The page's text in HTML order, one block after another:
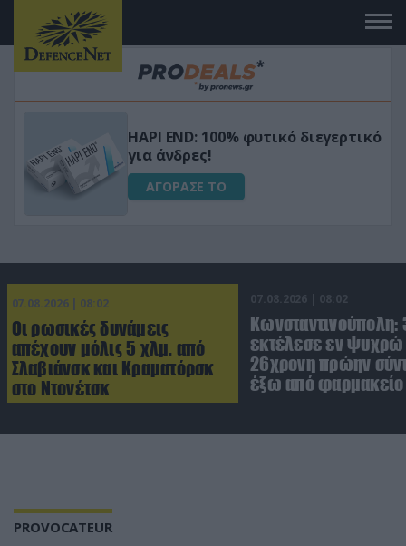
Μεταμόρφωσε τον κήπο σου με το
Ultra Box Μίνι Αλυσοπρίονο με
μπαταρία λιθίου
ΑΓΟΡΑΣΕ ΤΟ
07.08.2026 | 08:02
Οι ρωσικές δυνάμεις
απέχουν μόλις 5 χλμ. από
Σλαβιάνσκ και Κραματόρσκ
στο Ντονέτσκ
07.08.2026 | 08:02
Κωνσταντινούπολη:
εκτέλεσε εν ψυχρώ
26χρονη πρώην
έξω από φαρμακείο
PROVOCATEUR